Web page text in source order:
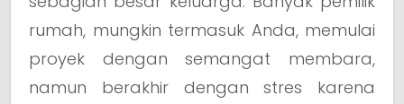
rumah, mungkin termasuk Anda, memulai
proyek dengan semangat membara,
namun berakhir dengan stres karena